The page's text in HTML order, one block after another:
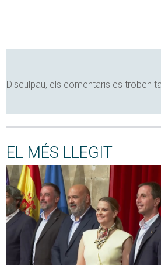
Disculpau, els comentaris es troben
EL MÉS LLEGIT